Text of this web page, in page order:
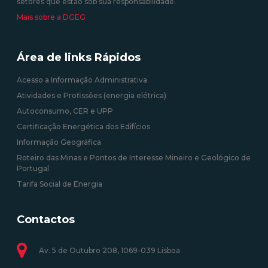
Mais sobre a DGEG
Área de links Rápidos
Acesso a Informação Administrativa
Atividades e Profissões (energia elétrica)
Autoconsumo, CER e UPP
Certificação Energética dos Edifícios
Informação Geográfica
Roteiro das Minas e Pontos de Interesse Mineiro e Geológico de
Portugal
Tarifa Social de Energia
Contactos
Av. 5 de Outubro 208, 1069-039 Lisboa